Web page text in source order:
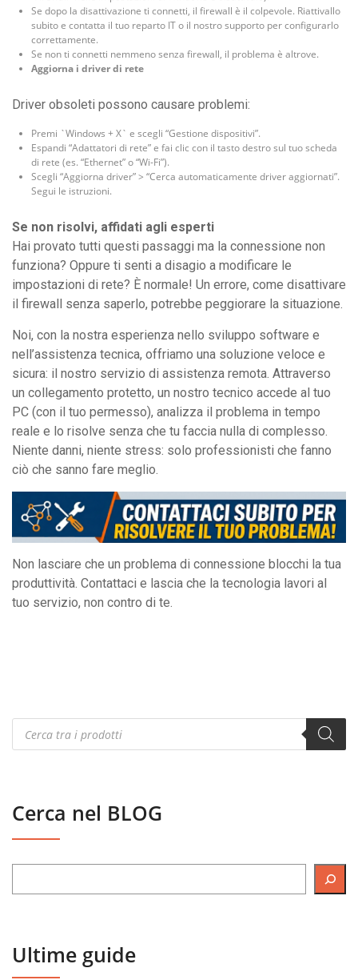
Se dopo la disattivazione ti connetti, il firewall è il colpevole. Riattivallo
subito e contatta il tuo reparto IT o il nostro supporto per configurarlo
correttamente.
Se non ti connetti nemmeno senza firewall, il problema è altrove.
Aggiorna i driver di rete
Driver obsoleti possono causare problemi:
Premi `Windows + X` e scegli “Gestione dispositivi”.
Espandi “Adattatori di rete” e fai clic con il tasto destro sul tuo scheda
di rete (es. “Ethernet” o “Wi-Fi”).
Scegli “Aggiorna driver” > “Cerca automaticamente driver aggiornati”.
Segui le istruzioni.
Se non risolvi, affidati agli esperti
Hai provato tutti questi passaggi ma la connessione non
funziona? Oppure ti senti a disagio a modificare le
impostazioni di rete? È normale! Un errore, come disattivare
il firewall senza saperlo, potrebbe peggiorare la situazione.
Noi, con la nostra esperienza nello sviluppo software e
nell’assistenza tecnica, offriamo una soluzione veloce e
sicura: il nostro servizio di assistenza remota. Attraverso
un collegamento protetto, un nostro tecnico accede al tuo
PC (con il tuo permesso), analizza il problema in tempo
reale e lo risolve senza che tu faccia nulla di complesso.
Niente danni, niente stress: solo professionisti che fanno
ciò che sanno fare meglio.
Non lasciare che un problema di connessione blocchi la tua
produttività. Contattaci e lascia che la tecnologia lavori al
tuo servizio, non contro di te.
Products
search
Cerca nel BLOG
Ultime guide